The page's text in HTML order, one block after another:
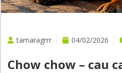
tamaragrrr 04/02/2026
Chow chow – cau